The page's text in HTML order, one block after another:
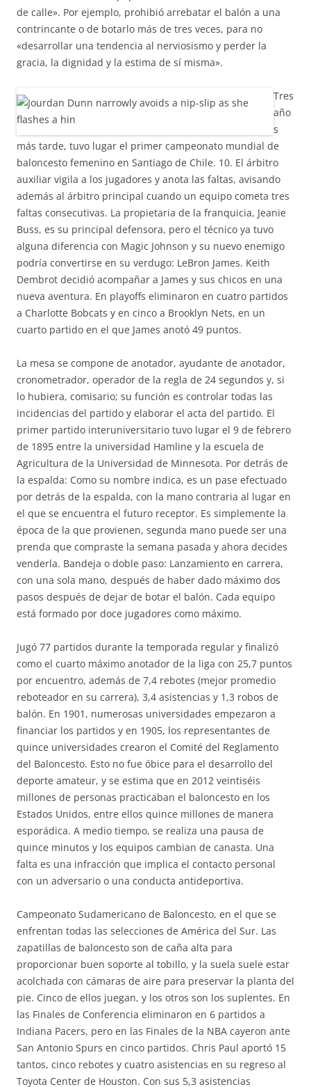
de calle». Por ejemplo, prohibió arrebatar el balón a una
contrincante o de botarlo más de tres veces, para no
«desarrollar una tendencia al nerviosismo y perder la
gracia, la dignidad y la estima de sí misma».
Tres
año
s
más tarde, tuvo lugar el primer campeonato mundial de
baloncesto femenino en Santiago de Chile. 10. El árbitro
auxiliar vigila a los jugadores y anota las faltas, avisando
además al árbitro principal cuando un equipo cometa tres
faltas consecutivas. La propietaria de la franquicia, Jeanie
Buss, es su principal defensora, pero el técnico ya tuvo
alguna diferencia con Magic Johnson y su nuevo enemigo
podría convertirse en su verdugo: LeBron James. Keith
Dembrot decidió acompañar a James y sus chicos en una
nueva aventura. En playoffs eliminaron en cuatro partidos
a Charlotte Bobcats y en cinco a Brooklyn Nets, en un
cuarto partido en el que James anotó 49 puntos.
La mesa se compone de anotador, ayudante de anotador,
cronometrador, operador de la regla de 24 segundos y, si
lo hubiera, comisario; su función es controlar todas las
incidencias del partido y elaborar el acta del partido. El
primer partido interuniversitario tuvo lugar el 9 de febrero
de 1895 entre la universidad Hamline y la escuela de
Agricultura de la Universidad de Minnesota. Por detrás de
la espalda: Como su nombre indica, es un pase efectuado
por detrás de la espalda, con la mano contraria al lugar en
el que se encuentra el futuro receptor. Es simplemente la
época de la que provienen, segunda mano puede ser una
prenda que compraste la semana pasada y ahora decides
venderla. Bandeja o doble paso: Lanzamiento en carrera,
con una sola mano, después de haber dado máximo dos
pasos después de dejar de botar el balón. Cada equipo
está formado por doce jugadores como máximo.
Jugó 77 partidos durante la temporada regular y finalizó
como el cuarto máximo anotador de la liga con 25,7 puntos
por encuentro, además de 7,4 rebotes (mejor promedio
reboteador en su carrera), 3,4 asistencias y 1,3 robos de
balón. En 1901, numerosas universidades empezaron a
financiar los partidos y en 1905, los representantes de
quince universidades crearon el Comité del Reglamento
del Baloncesto. Esto no fue óbice para el desarrollo del
deporte amateur, y se estima que en 2012 veintiséis
millones de personas practicaban el baloncesto en los
Estados Unidos, entre ellos quince millones de manera
esporádica. A medio tiempo, se realiza una pausa de
quince minutos y los equipos cambian de canasta. Una
falta es una infracción que implica el contacto personal
con un adversario o una conducta antideportiva.
Campeonato Sudamericano de Baloncesto, en el que se
enfrentan todas las selecciones de América del Sur. Las
zapatillas de baloncesto son de caña alta para
proporcionar buen soporte al tobillo, y la suela suele estar
acolchada con cámaras de aire para preservar la planta del
pie. Cinco de ellos juegan, y los otros son los suplentes. En
las Finales de Conferencia eliminaron en 6 partidos a
Indiana Pacers, pero en las Finales de la NBA cayeron ante
San Antonio Spurs en cinco partidos. Chris Paul aportó 15
tantos, cinco rebotes y cuatro asistencias en su regreso al
Toyota Center de Houston. Con sus 5,3 asistencias